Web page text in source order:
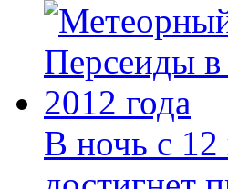
В ночь с 12